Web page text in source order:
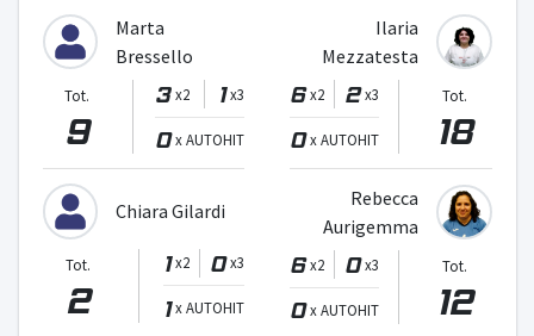
Marta
Bressello
Tot.
9
3 x2 1 x3
0 x AUTOHIT
Chiara Gilardi
Tot.
2
1 x2 0 x3
1 x AUTOHIT
Ilaria
Mezzatesta
6 x2 2 x3
0 x AUTOHIT
Tot.
18
Rebecca
Aurigemma
6 x2 0 x3
0 x AUTOHIT
Tot.
12